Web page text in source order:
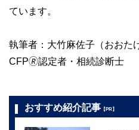
ています。
執筆者：大竹麻佐子（おおた
CFP🄬認定者・相続診断士
おすすめ紹介記事 【PR】